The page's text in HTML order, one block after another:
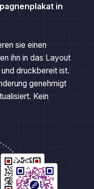
ihn in das Layout
druckbereit ist.
genehmigt
Kein